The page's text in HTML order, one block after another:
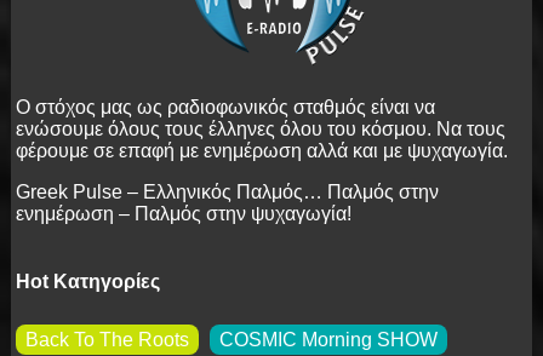
Ο στόχος μας ως ραδιοφωνικός σταθμός είναι να
ενώσουμε όλους τους έλληνες όλου του κόσμου. Να τους
φέρουμε σε επαφή με ενημέρωση αλλά και με ψυχαγωγία.
Greek Pulse – Ελληνικός Παλμός… Παλμός στην
ενημέρωση – Παλμός στην ψυχαγωγία!
Hot Κατηγορίες
Back To The Roots
COSMIC Morning SHOW